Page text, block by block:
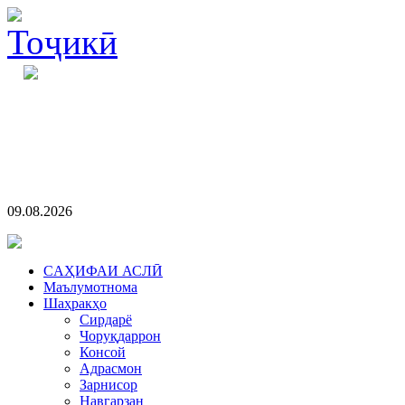
09.08.2026
CАҲИФАИ АСЛӢ
Маълумотнома
Шаҳракҳо
Сирдарё
Чоруқдаррон
Консой
Адрасмон
Зарнисор
Навгарзан